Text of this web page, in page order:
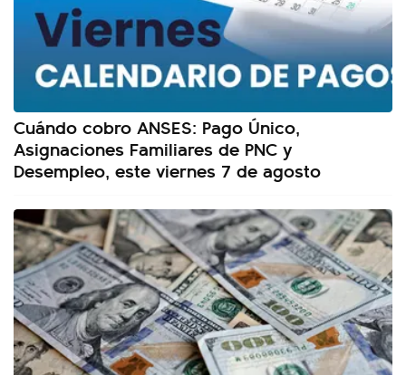
Cuándo cobro ANSES: Pago Único,
Asignaciones Familiares de PNC y
Desempleo, este viernes 7 de agosto